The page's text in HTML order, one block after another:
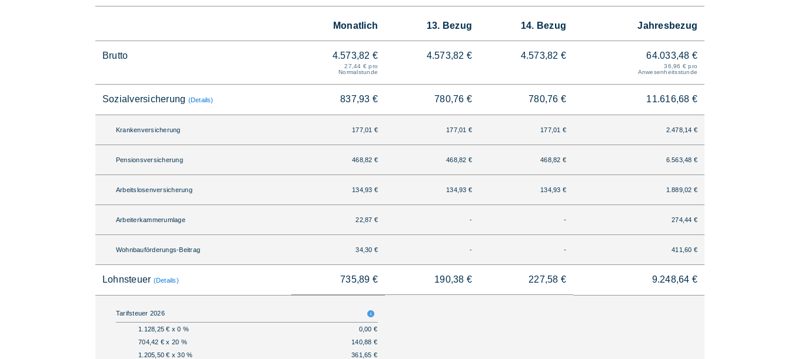
Monatlich 13. Bezug 14. Bezug Jahresbezug
Brutto 4.573,82 €
27,44 € pro
Normalstunde
4.573,82 € 4.573,82 € 64.033,48 €
36,96 € pro
Anwesenheitsstunde
Sozialversicherung (Details) 837,93 € 780,76 € 780,76 € 11.616,68 €
Krankenversicherung 177,01 € 177,01 € 177,01 € 2.478,14 €
Pensionsversicherung 468,82 € 468,82 € 468,82 € 6.563,48 €
Arbeitslosenversicherung 134,93 € 134,93 € 134,93 € 1.889,02 €
Arbeiterkammerumlage 22,87 € - - 274,44 €
Wohnbauförderungs-Beitrag 34,30 € - - 411,60 €
Lohnsteuer (Details) 735,89 € 190,38 € 227,58 € 9.248,64 €
Tarifsteuer 2026
1.128,25 € x 0 %
0,00 €
704,42 € x 20 %
140,88 €
1.205,50 € x 30 %
361,65 €